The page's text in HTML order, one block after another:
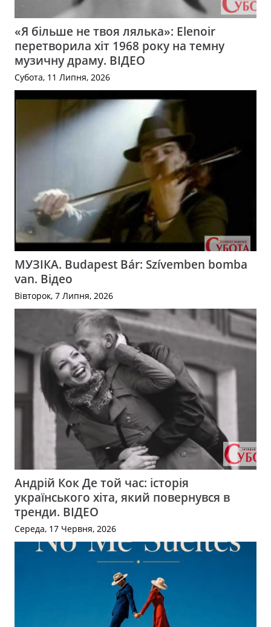
«Я більше не твоя лялька»: Elenoir
перетворила хіт 1968 року на темну
музичну драму. ВІДЕО
Субота, 11 Липня, 2026
МУЗІКА. Budapest Bár: Szívemben bomba
van. Відео
Вівторок, 7 Липня, 2026
Андрій Кок Де той час: історія
українського хіта, який повернувся в
тренди. ВІДЕО
Середа, 17 Червня, 2026